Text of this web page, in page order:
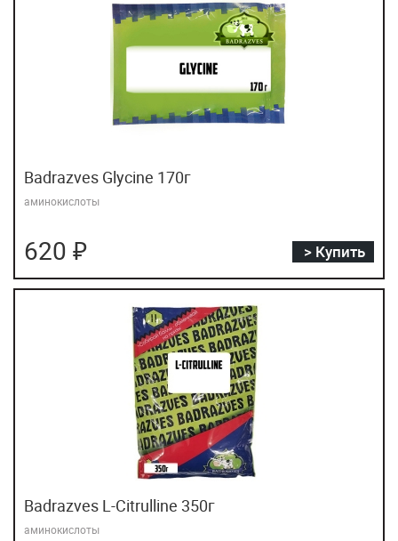
Badrazves Glycine 170г
аминокислоты
620 ₽ > Купить
Badrazves L-Citrulline 350г
аминокислоты